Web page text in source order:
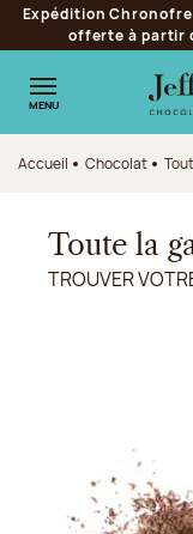
Aller à la navigation
Aller au contenu
Aller au pied de page
Expédition
offerte à partir
MENU
Accueil Chocolat
Toute la
TROUVER